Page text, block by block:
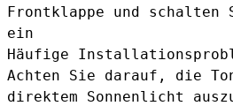
Frontklappe und schalten
ein
Häufige
Achten Sie darauf, die
direktem Sonnenlicht